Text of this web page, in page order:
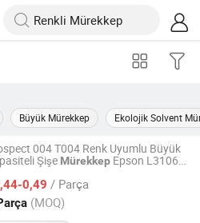
Büyük Mürekkep Ekolojik Solvent
004 T004 Renk Uyumlu Büyük
Şişe Mürekkep Epson L3106
için
0,49 / Parça
(MOQ)
of Zhuhai
Fiyat 2024